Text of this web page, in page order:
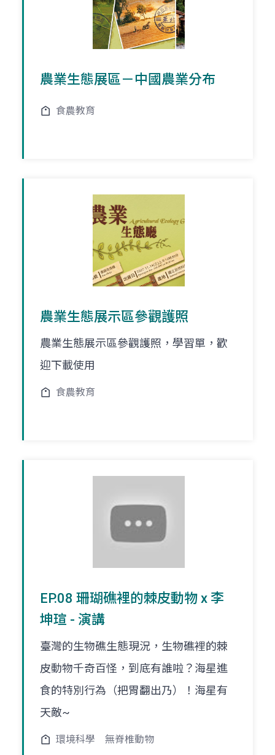
農業生態展區－中國農業分布
食農教育
農業生態展示區參觀護照
農業生態展示區參觀護照，學習單，歡
迎下載使用
食農教育
EP.08 珊瑚礁裡的棘皮動物 x 李
坤瑄 - 演講
臺灣的生物礁生態現況，生物礁裡的棘
皮動物千奇百怪，到底有誰啦？海星進
食的特別行為（把胃翻出乃）！海星有
天敵~
環境科學 無脊椎動物